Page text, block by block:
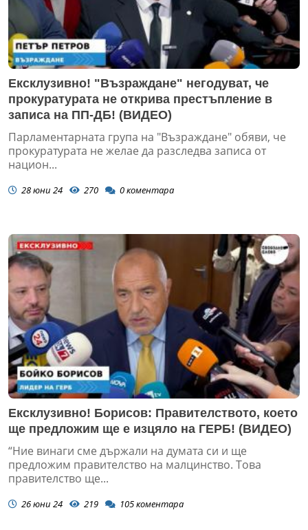
Ексклузивно! "Възраждане" негодуват, че
прокуратурата не открива престъпление в
записа на ПП-ДБ! (ВИДЕО)
Парламентарната група на "Възраждане" обяви, че
прокуратурата не желае да разследва записа от
национ...
28 юни 24 270 0коментара
Ексклузивно! Борисов: Правителството, което
ще предложим ще е изцяло на ГЕРБ! (ВИДЕО)
“Ние винаги сме държали на думата си и ще
предложим правителство на малцинство. Това
правителство ще...
26 юни 24 219 105коментара